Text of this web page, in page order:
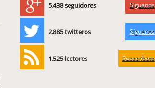
5.438 seguidores Síguenos
2.885 twitteros Síguenos
1.525 lectores Subscríbete